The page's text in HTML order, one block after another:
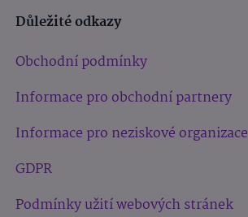
Důležité odkazy
Obchodní podmínky
Informace pro obchodní partnery
Informace pro neziskové organizace
GDPR
Podmínky užití webových stránek